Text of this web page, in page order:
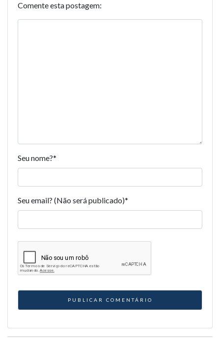
Comente esta postagem:
Seu nome?*
Seu email? (Não será publicado)*